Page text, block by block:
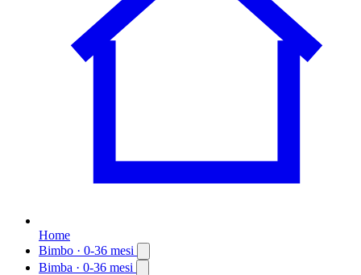
Home
Bimbo · 0-36 mesi
Bimba · 0-36 mesi